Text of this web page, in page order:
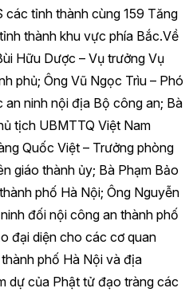
tỉnh thành cùng 159 Tăng
thành khu vực phía Bắc.Về
Hữu Dược – Vụ trưởng Vụ
phủ; Ông Vũ Ngọc Trìu – Phó
an ninh nội địa Bộ công an; Bà
tịch UBMTTQ Việt Nam
Quốc Việt – Trưởng phòng
giáo thành ủy; Bà Phạm Bảo
phố Hà Nội; Ông Nguyễn
đối nội công an thành phố
đại diện cho các cơ quan
phố Hà Nội và địa
dự của Phật tử đạo tràng các